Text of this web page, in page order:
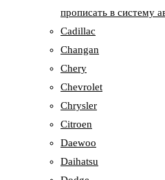
прописать в систему
Cadillac
Changan
Chery
Chevrolet
Chrysler
Citroen
Daewoo
Daihatsu